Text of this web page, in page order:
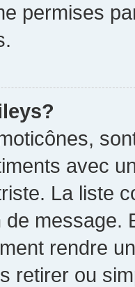
permises
avec
La liste
de message.
rendre
retirer ou